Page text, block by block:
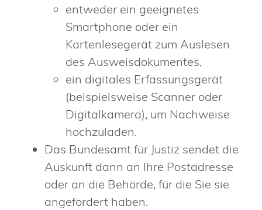
entweder ein geeignetes
Smartphone oder ein
Kartenlesegerät zum Auslesen
des Ausweisdokumentes,
ein digitales Erfassungsgerät
(beispielsweise Scanner oder
Digitalkamera), um Nachweise
hochzuladen.
Das Bundesamt für Justiz sendet die
Auskunft dann an Ihre Postadresse
oder an die Behörde, für die Sie sie
angefordert haben.